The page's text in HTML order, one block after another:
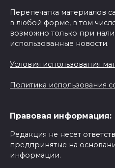
Перепечатка материалов
в любой форме, в том
возможно только при
использованные новости.
Условия использования
Политика использования
Правовая информация:
Редакция не несет
предпринятые на
информации.